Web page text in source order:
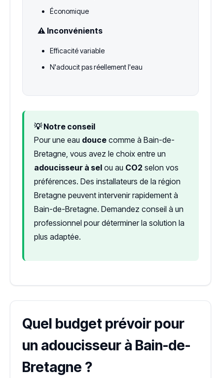
Économique
⚠️ Inconvénients
Efficacité variable
N'adoucit pas réellement l'eau
💡 Notre conseil
Pour une eau douce comme à Bain-de-
Bretagne, vous avez le choix entre un
adoucisseur à sel ou au CO2 selon vos
préférences. Des installateurs de la région
Bretagne peuvent intervenir rapidement à
Bain-de-Bretagne. Demandez conseil à un
professionnel pour déterminer la solution la
plus adaptée.
Quel budget prévoir pour
un adoucisseur à Bain-de-
Bretagne ?